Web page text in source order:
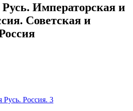
Императорская и
Советская и
Русь. Россия. 3